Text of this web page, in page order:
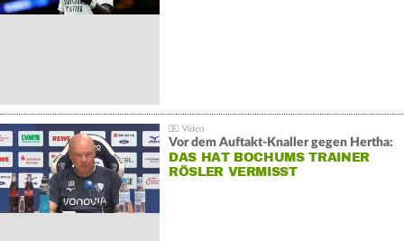
Vor dem Auftakt-Knaller gegen Hertha:
DAS HAT BOCHUMS TRAINER
RÖSLER VERMISST